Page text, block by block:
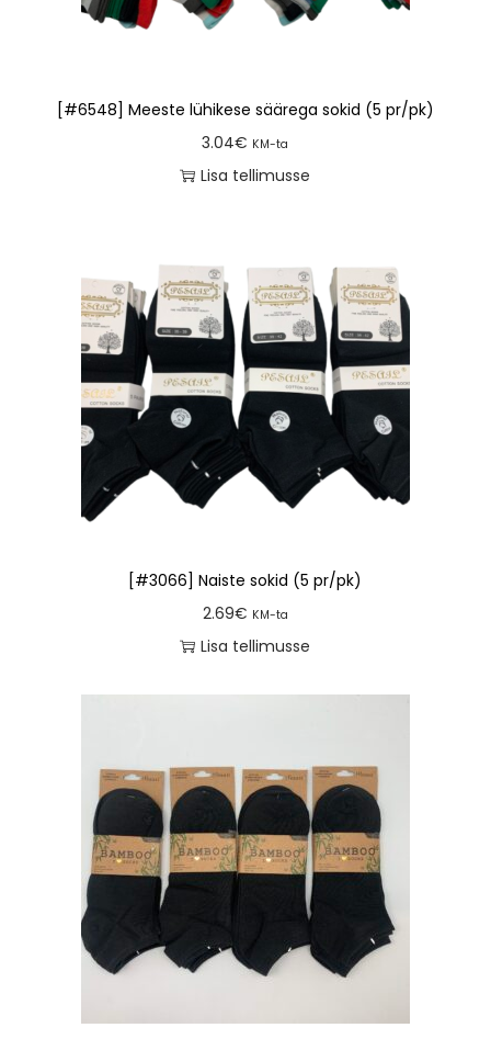
[#6548] Meeste lühikese säärega sokid (5 pr/pk)
3.04€ KM-ta
Lisa tellimusse
[#3066] Naiste sokid (5 pr/pk)
2.69€ KM-ta
Lisa tellimusse